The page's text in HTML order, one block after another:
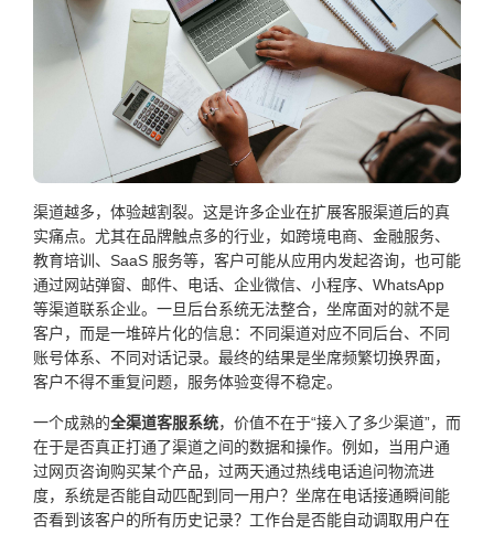
渠道越多，体验越割裂。这是许多企业在扩展客服渠道后的真
实痛点。尤其在品牌触点多的行业，如跨境电商、金融服务、
教育培训、SaaS 服务等，客户可能从应用内发起咨询，也可能
通过网站弹窗、邮件、电话、企业微信、小程序、WhatsApp
等渠道联系企业。一旦后台系统无法整合，坐席面对的就不是
客户，而是一堆碎片化的信息：不同渠道对应不同后台、不同
账号体系、不同对话记录。最终的结果是坐席频繁切换界面，
客户不得不重复问题，服务体验变得不稳定。
一个成熟的全渠道客服系统，价值不在于“接入了多少渠道”，而
在于是否真正打通了渠道之间的数据和操作。例如，当用户通
过网页咨询购买某个产品，过两天通过热线电话追问物流进
度，系统是否能自动匹配到同一用户？坐席在电话接通瞬间能
否看到该客户的所有历史记录？工作台是否能自动调取用户在